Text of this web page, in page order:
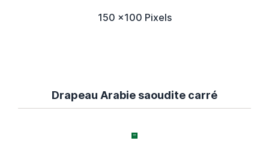
150 x100 Pixels
Drapeau Arabie saoudite carré